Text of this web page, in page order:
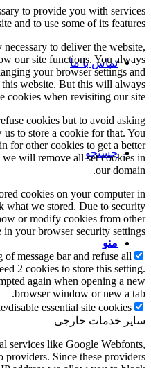
تماس با ما
جستجو
منو
to provide you with services
and to use some of its features.
to deliver the website,
our site functions. You always
your browser settings and
website. But this will always
cookies when revisiting our site.
cookies but to avoid asking
to store a cookie for that. You
for other cookies to get a better
will remove all set cookies in
our domain.
cookies on your computer in
what we stored. Due to security
or modify cookies from other
your browser security settings.
message bar and refuse all
2 cookies to store this setting.
again when opening a new
browser window or new a tab.
disable essential site cookies.
سایر خدمات خارجی
services like Google Webfonts,
Since these providers